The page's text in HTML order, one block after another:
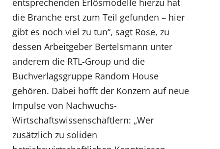
entsprechenden Erlösmodelle hierzu hat
die Branche erst zum Teil gefunden – hier
gibt es noch viel zu tun“, sagt Rose, zu
dessen Arbeitgeber Bertelsmann unter
anderem die RTL-Group und die
Buchverlagsgruppe Random House
gehören. Dabei hofft der Konzern auf neue
Impulse von Nachwuchs-
Wirtschaftswissenschaftlern: „Wer
zusätzlich zu soliden